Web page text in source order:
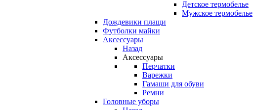
Детское термобелье
Мужское термобелье
Дождевики плащи
Футболки майки
Аксессуары
Назад
Аксессуары
Перчатки
Варежки
Гамаши для обуви
Ремни
Головные уборы